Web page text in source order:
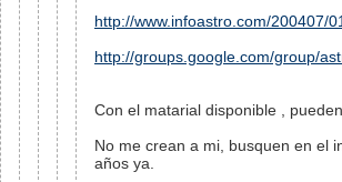
http://www.infoastro.com/200407/
http://groups.google.com/group/
Con el matarial disponible ,
No me crean a mi, busquen en el
años ya.